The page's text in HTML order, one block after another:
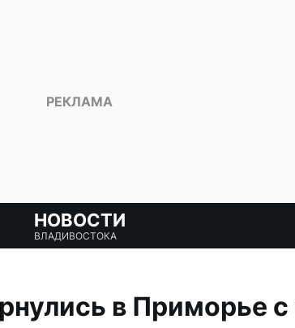
НОВОСТИ
ВЛАДИВОСТОКА
в Приморье с